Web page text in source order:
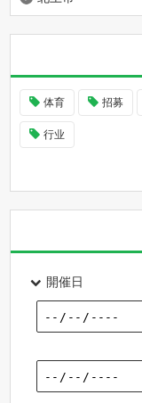
体育 招募
行业
開催日